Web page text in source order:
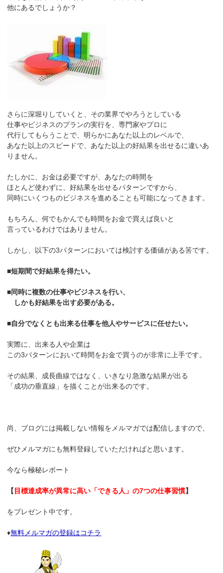
他にあるでしょうか？
さらに深堀りしていくと、その業界でやろうとしている
仕事やビジネスのプランの実行を、専門家やプロに
代行してもらうことで、明らかにあなた以上のレベルで、
あなた以上のスピードで、あなた以上の好結果を出せるに違いあ
りません。
たしかに、お金は必要ですが、あなたの時間を
ほとんど使わずに、好結果を出せるパターンですから、
同時にいくつものビジネスを進めることも可能になってきます。
もちろん、何でもかんでも時間をお金で買えば良いと
言っているわけではありません。
しかし、以下の3パターンにおいては検討する価値がある筈です。
■短期間で好結果を得たい。
■同時に複数の仕事やビジネスを行い、
しかも好結果を出す必要がある。
■自分でなくとも出来る仕事を他人やサービスに任せたい。
実際に、出来る人や企業は
この3パターンにおいて時間をお金で買うのが非常に上手です。
その結果、成長曲線ではなく、いきなり急激な結果が出る
「成功の垂直線」を描くことが出来るのです。
尚、ブログには掲載しない情報をメルマガでは配信しますので、
ぜひメルマガにも無料登録していただければと思います。
今なら極秘レポート
【 目標達成率が異常に高い「できる人」の7つの仕事習慣】
をプレゼント中です。
♦無料メルマガの登録はコチラ